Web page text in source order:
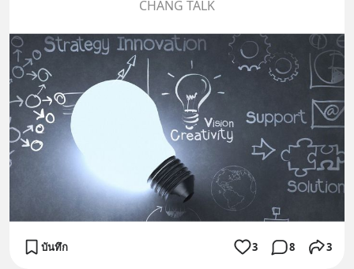
CHANG TALK
บันทึก 3 8 3